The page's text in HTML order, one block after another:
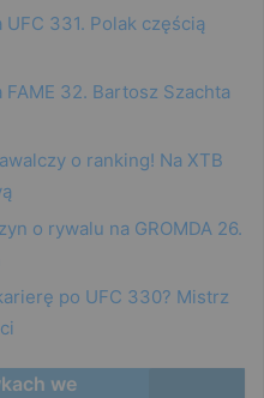
331. Polak częścią
FAME 32. Bartosz Szachta
o ranking! Na XTB
o rywalu na GROMDA 26.
po UFC 330? Mistrz
we